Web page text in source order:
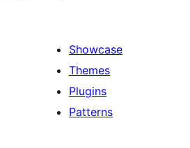
Showcase
Themes
Plugins
Patterns